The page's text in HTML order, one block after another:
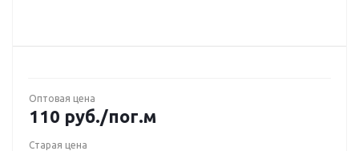
Оптовая цена
110 руб./пог.м
Старая цена